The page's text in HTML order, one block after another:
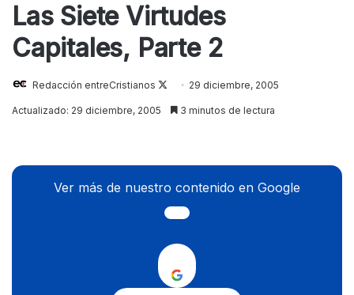
Las Siete Virtudes
Capitales, Parte 2
Redacción entreCristianos
Follow
on
29 diciembre, 2005
Actualizado: 29 diciembre, 2005 3 minutos de lectura
Ver más de nuestro contenido en Google